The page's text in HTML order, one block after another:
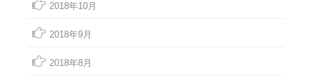
2018年10月
2018年9月
2018年8月